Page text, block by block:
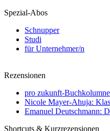
Spezial-Abos
Schnupper
Studi
für Unternehmer/n
Rezensionen
pro zukunft-
Nicole Mayer-Ahuja:
Emanuel Deutschmann:
Shortcuts & Kurzrezensionen